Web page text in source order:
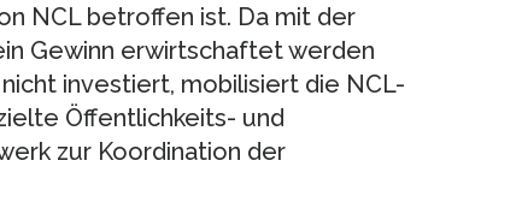
NCL betroffen ist. Da mit der
Gewinn erwirtschaftet werden
investiert, mobilisiert die NCL-
Öffentlichkeits- und
zur Koordination der